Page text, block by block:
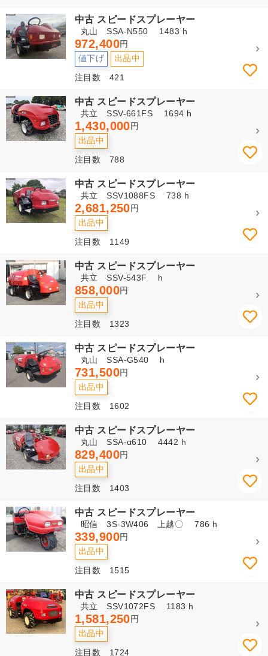
中古 スピードスプレーヤー
丸山 SSA-N550 1483 h
972,400円
値下げ 出品中
注目数 421
中古 スピードスプレーヤー
共立 SSV-661FS 1694 h
1,430,000円
出品中
注目数 788
中古 スピードスプレーヤー
共立 SSV1088FS 738 h
2,681,250円
出品中
注目数 1149
中古 スピードスプレーヤー
共立 SSV-543F h
858,000円
出品中
注目数 1323
中古 スピードスプレーヤー
丸山 SSA-G540 h
731,500円
出品中
注目数 1602
中古 スピードスプレーヤー
丸山 SSA-α610 4442 h
829,400円
出品中
注目数 1403
中古 スピードスプレーヤー
昭信 3S-3W406 上越〇 786 h
339,900円
出品中
注目数 1515
中古 スピードスプレーヤー
共立 SSV1072FS 1183 h
1,581,250円
出品中
注目数 1724